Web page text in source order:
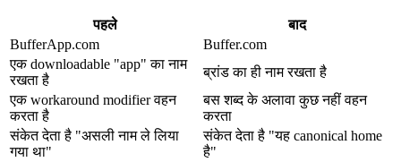
पहले
बाद
BufferApp.com
Buffer.com
एक downloadable "app" का नाम
रखता है
ब्रांड का ही नाम रखता है
एक workaround modifier वहन
करता है
बस शब्द के अलावा कुछ नहीं वहन
करता
संकेत देता है "असली नाम ले लिया
गया था"
संकेत देता है "यह canonical home
है"